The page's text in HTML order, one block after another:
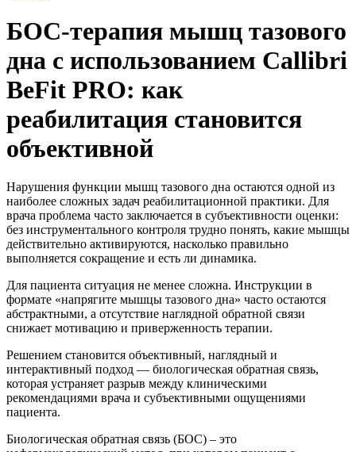
БОС-терапия мышц тазового
дна с использованием Callibri
BeFit PRO: как
реабилитация становится
объективной
Нарушения функции мышц тазового дна остаются одной из
наиболее сложных задач реабилитационной практики. Для
врача проблема часто заключается в субъективности оценки:
без инструментального контроля трудно понять, какие мышцы
действительно активируются, насколько правильно
выполняется сокращение и есть ли динамика.
Для пациента ситуация не менее сложна. Инструкции в
формате «напрягите мышцы тазового дна» часто остаются
абстрактными, а отсутствие наглядной обратной связи
снижает мотивацию и приверженность терапии.
Решением становится объективный, наглядный и
интерактивный подход — биологическая обратная связь,
которая устраняет разрыв между клиническими
рекомендациями врача и субъективными ощущениями
пациента.
Биологическая обратная связь (БОС) – это